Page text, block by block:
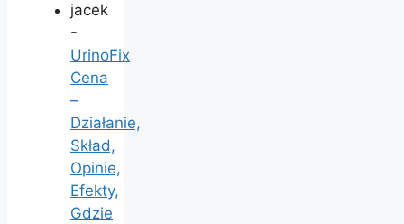
jacek
-
UrinoFix
Cena
–
Działanie,
Skład,
Opinie,
Efekty,
Gdzie